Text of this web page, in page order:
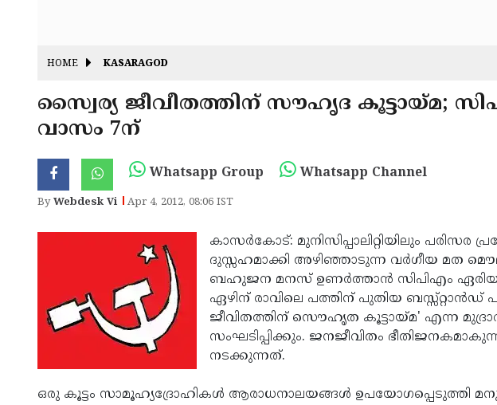
HOME KASARAGOD
സ്വൈര്യ ജീവീതത്തിന് സൗഹൃദ കൂട്ടായ്മ;
വാസം 7ന്
Whatsapp Group Whatsapp Channel
ByWebdesk Vi Apr 4, 2012, 08:06 IST
കാസര്‍കോട്: മുനിസിപ്പാലിറ്റിയിലും പരിസര
ദുസ്സഹമാക്കി അഴിഞ്ഞാടുന്ന വര്‍ഗീയ മത
ബഹുജന മനസ് ഉണര്‍ത്താന്‍ സിപിഎം ഏരിയാ
ഏഴിന് രാവിലെ പത്തിന് പുതിയ ബസ്സ്റ്റാന്‍ഡ്
ജീവിതത്തിന് സൌഹൃത കൂട്ടായ്മ' എന്ന
സംഘടിപ്പിക്കും. ജനജീവിതം
നടക്കുന്നത്.
ഒരു കൂട്ടം സാമൂഹ്യദ്രോഹികള്‍ ആരാധനാലയങ്ങള്‍ ഉപയോഗപ്പെടുത്തി